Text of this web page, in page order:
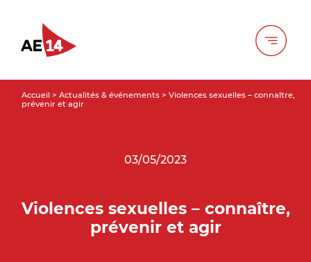
Accueil > Actualités & événements > Violences sexuelles – connaître,
prévenir et agir
03/05/2023
Violences sexuelles – connaître,
prévenir et agir